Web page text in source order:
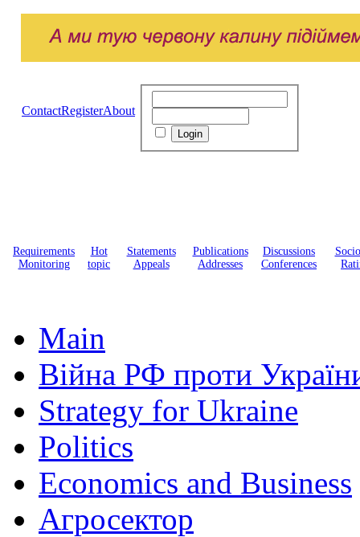
ContactRegisterAbout
Requirements
Monitoring
Hot
topic
Statements
Appeals
Publications
Addresses
Discussions
Conferences
Main
Війна РФ проти
Strategy for Ukraine
Politics
Economics and Business
Агросектор